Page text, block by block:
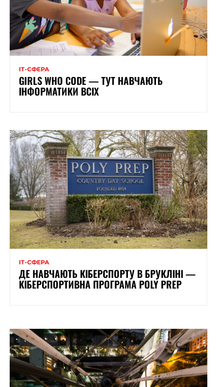
ІТ-СФЕРА
GIRLS WHO CODE — ТУТ НАВЧАЮТЬ
ІНФОРМАТИКИ ВСІХ
ІТ-СФЕРА
ДЕ НАВЧАЮТЬ КІБЕРСПОРТУ В БРУКЛІНІ —
КІБЕРСПОРТИВНА ПРОГРАМА POLY PREP